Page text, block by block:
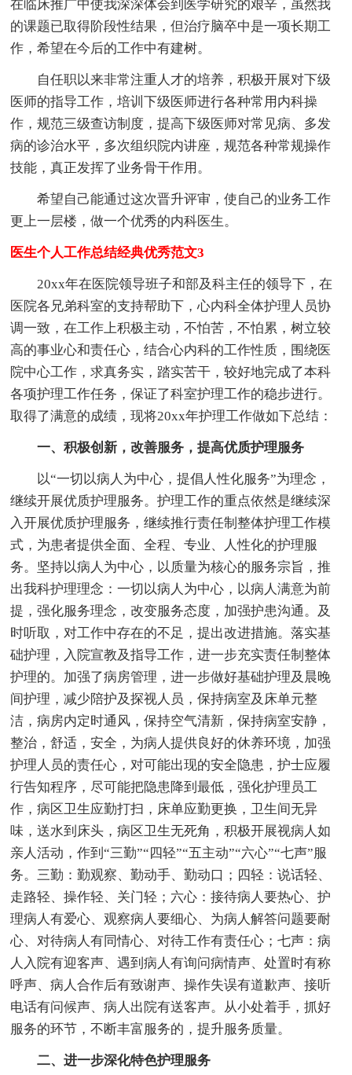
在临床推广中使我深深体会到医学研究的艰辛，虽然我
的课题已取得阶段性结果，但治疗脑卒中是一项长期工
作，希望在今后的工作中有建树。
自任职以来非常注重人才的培养，积极开展对下级
医师的指导工作，培训下级医师进行各种常用内科操
作，规范三级查访制度，提高下级医师对常见病、多发
病的诊治水平，多次组织院内讲座，规范各种常规操作
技能，真正发挥了业务骨干作用。
希望自己能通过这次晋升评审，使自己的业务工作
更上一层楼，做一个优秀的内科医生。
医生个人工作总结经典优秀范文3
20xx年在医院领导班子和部及科主任的领导下，在
医院各兄弟科室的支持帮助下，心内科全体护理人员协
调一致，在工作上积极主动，不怕苦，不怕累，树立较
高的事业心和责任心，结合心内科的工作性质，围绕医
院中心工作，求真务实，踏实苦干，较好地完成了本科
各项护理工作任务，保证了科室护理工作的稳步进行。
取得了满意的成绩，现将20xx年护理工作做如下总结：
一、积极创新，改善服务，提高优质护理服务
以“一切以病人为中心，提倡人性化服务”为理念，
继续开展优质护理服务。护理工作的重点依然是继续深
入开展优质护理服务，继续推行责任制整体护理工作模
式，为患者提供全面、全程、专业、人性化的护理服
务。坚持以病人为中心，以质量为核心的服务宗旨，推
出我科护理理念：一切以病人为中心，以病人满意为前
提，强化服务理念，改变服务态度，加强护患沟通。及
时听取，对工作中存在的不足，提出改进措施。落实基
础护理，入院宣教及指导工作，进一步充实责任制整体
护理的。加强了病房管理，进一步做好基础护理及晨晚
间护理，减少陪护及探视人员，保持病室及床单元整
洁，病房内定时通风，保持空气清新，保持病室安静，
整治，舒适，安全，为病人提供良好的休养环境，加强
护理人员的责任心，对可能出现的安全隐患，护士应履
行告知程序，尽可能把隐患降到最低，强化护理员工
作，病区卫生应勤打扫，床单应勤更换，卫生间无异
味，送水到床头，病区卫生无死角，积极开展视病人如
亲人活动，作到“三勤”“四轻”“五主动”“六心”“七声”服
务。三勤：勤观察、勤动手、勤动口；四轻：说话轻、
走路轻、操作轻、关门轻；六心：接待病人要热心、护
理病人有爱心、观察病人要细心、为病人解答问题要耐
心、对待病人有同情心、对待工作有责任心；七声：病
人入院有迎客声、遇到病人有询问病情声、处置时有称
呼声、病人合作后有致谢声、操作失误有道歉声、接听
电话有问候声、病人出院有送客声。从小处着手，抓好
服务的环节，不断丰富服务的，提升服务质量。
二、进一步深化特色护理服务